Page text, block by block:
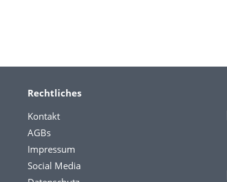
Rechtliches
Kontakt
AGBs
Impressum
Social Media